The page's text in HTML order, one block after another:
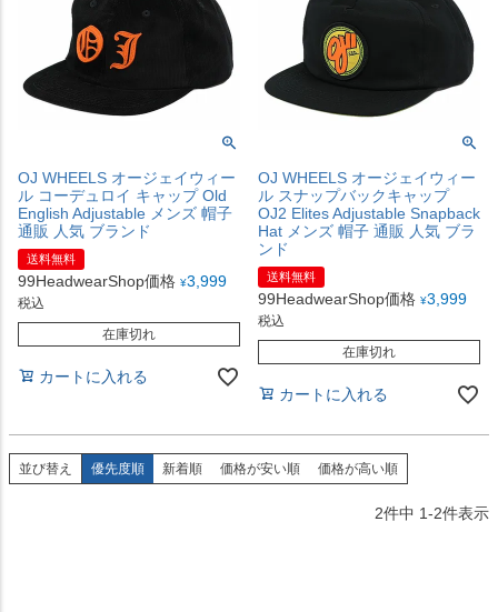
OJ WHEELS オージェイウィー
ル コーデュロイ キャップ Old
English Adjustable メンズ 帽子
通販 人気 ブランド
送料無料
99HeadwearShop価格 ¥3,999
税込
在庫切れ
カートに入れる
OJ WHEELS オージェイウィー
ル スナップバックキャップ
OJ2 Elites Adjustable Snapback
Hat メンズ 帽子 通販 人気 ブラ
ンド
送料無料
99HeadwearShop価格 ¥3,999
税込
在庫切れ
カートに入れる
並び替え 優先度順 新着順 価格が安い順 価格が高い順
2件中 1-2件表示